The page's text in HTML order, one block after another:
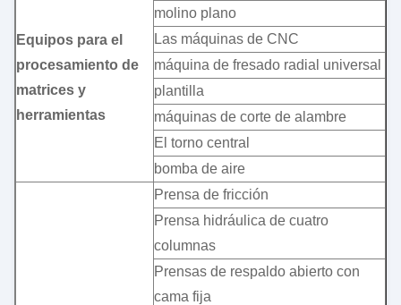
Equipos para el
procesamiento de
matrices y
herramientas
molino plano
Las máquinas de CNC
máquina de fresado radial universal
plantilla
máquinas de corte de alambre
El torno central
bomba de aire
Prensa de fricción
Prensa hidráulica de cuatro
columnas
Prensas de respaldo abierto con
cama fija